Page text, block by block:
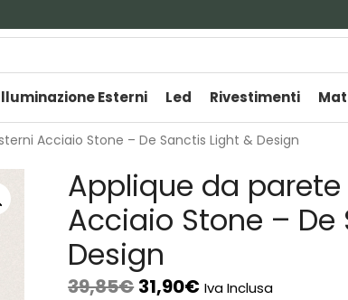
Esterni Led Rivestimenti
Acciaio Stone – De Sanctis Light & Design
Applique da parete
Acciaio Stone – De
Design
39,85€ 31,90€ Iva Inclusa